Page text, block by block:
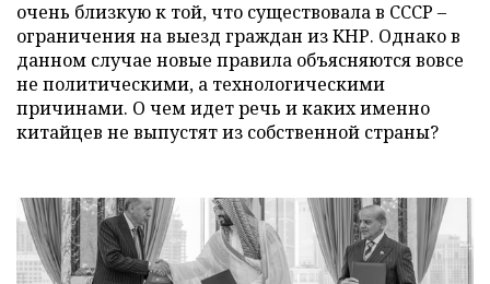
очень близкую к той, что существовала в СССР –
ограничения на выезд граждан из КНР. Однако в
данном случае новые правила объясняются вовсе
не политическими, а технологическими
причинами. О чем идет речь и каких именно
китайцев не выпустят из собственной страны?